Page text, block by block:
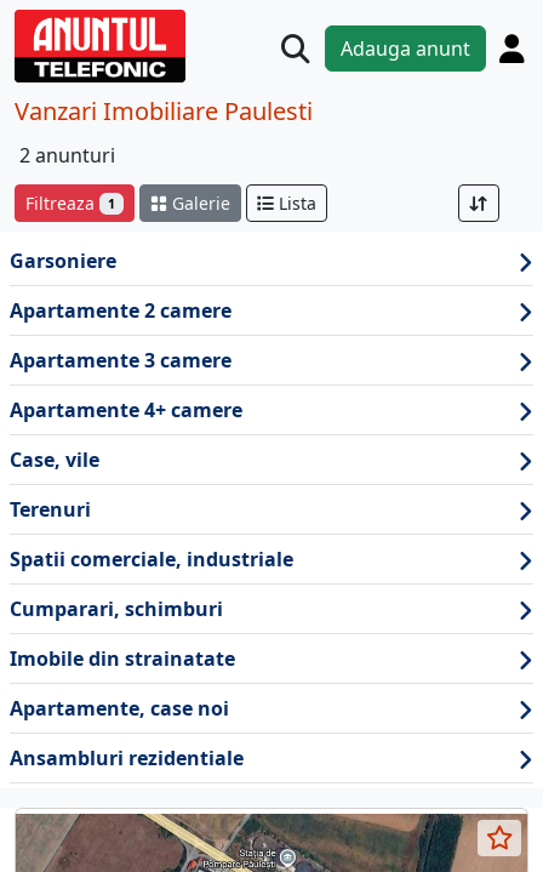
Adauga anunt
Vanzari Imobiliare Paulesti
2 anunturi
Filtreaza 1 Galerie Lista
Garsoniere
Apartamente 2 camere
Apartamente 3 camere
Apartamente 4+ camere
Case, vile
Terenuri
Spatii comerciale, industriale
Cumparari, schimburi
Imobile din strainatate
Apartamente, case noi
Ansambluri rezidentiale